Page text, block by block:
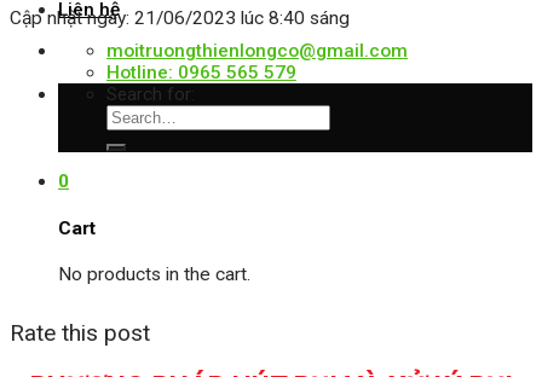
Liên hệ
moitruongthienlongco@gmail.com
Hotline: 0965 565 579
Search for:
0
Cart
No products in the cart.
Cập nhật ngày: 21/06/2023 lúc 8:40 sáng
Rate this post